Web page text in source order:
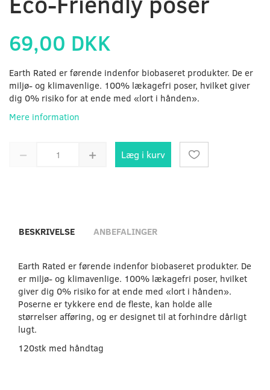
69,00 DKK
Earth Rated er førende indenfor biobaseret produkter. De er
miljø- og klimavenlige. 100% lækagefri poser, hvilket giver
dig 0% risiko for at ende med «lort i hånden».
Mere information
Læg i kurv
BESKRIVELSE ANBEFALINGER
Earth Rated er førende indenfor biobaseret produkter. De
er miljø- og klimavenlige. 100% lækagefri poser, hvilket
giver dig 0% risiko for at ende med «lort i hånden».
Poserne er tykkere end de fleste, kan holde alle
størrelser afføring, og er designet til at forhindre dårligt
lugt.
120stk med håndtag